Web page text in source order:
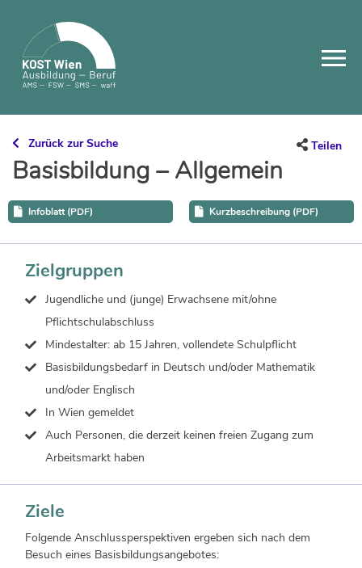
content
Zurück zur Suche
Basisbildung – Allgemein
Teilen
Infoblatt (PDF) Kurzbeschreibung (PDF)
Zielgruppen
Jugendliche und (junge) Erwachsene mit/ohne
Pflichtschulabschluss
Mindestalter: ab 15 Jahren, vollendete Schulpflicht
Basisbildungsbedarf in Deutsch und/oder Mathematik
und/oder Englisch
In Wien gemeldet
Auch Personen, die derzeit keinen freien Zugang zum
Arbeitsmarkt haben
Ziele
Folgende Anschlussperspektiven ergeben sich nach dem
Besuch eines Basisbildungsangebotes: